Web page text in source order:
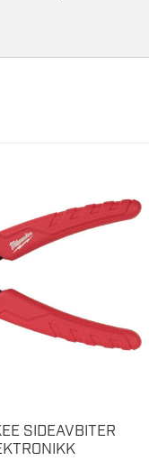
SIDEAVBITER